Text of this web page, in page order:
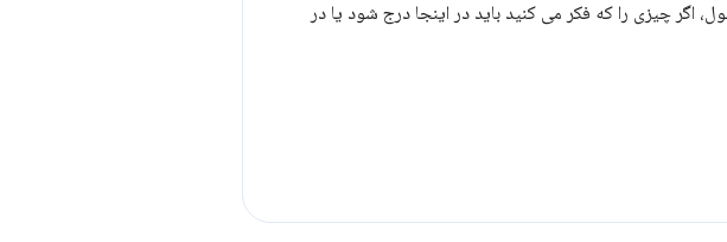
اگر چیزی را که فکر می کنید باید در اینجا درج شود یا در